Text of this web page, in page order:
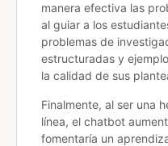
manera efectiva las
al guiar a los
problemas de
estructuradas y
la calidad de sus
Finalmente, al ser una
línea, el chatbot
fomentaría un